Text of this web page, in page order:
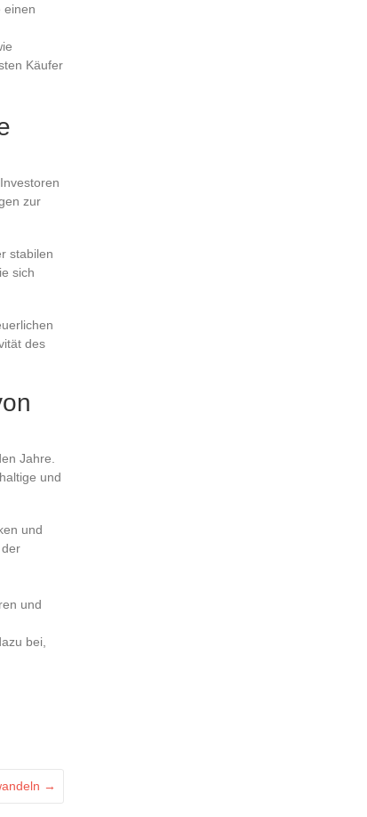
einen
Käufer
zur
stabilen
sich
des
Jahre.
und
und
und
bei,
→